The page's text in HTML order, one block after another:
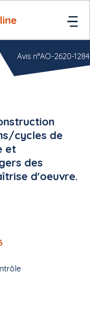
cycles de
et
des
d'oeuvre.
Avis n°AO-2620-1284